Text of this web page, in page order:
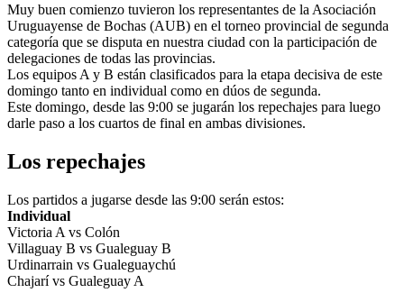
Muy buen comienzo tuvieron los representantes de la Asociación
Uruguayense de Bochas (AUB) en el torneo provincial de segunda
categoría que se disputa en nuestra ciudad con la participación de
delegaciones de todas las provincias.
Los equipos A y B están clasificados para la etapa decisiva de este
domingo tanto en individual como en dúos de segunda.
Este domingo, desde las 9:00 se jugarán los repechajes para luego
darle paso a los cuartos de final en ambas divisiones.
Los repechajes
Los partidos a jugarse desde las 9:00 serán estos:
Individual
Victoria A vs Colón
Villaguay B vs Gualeguay B
Urdinarrain vs Gualeguaychú
Chajarí vs Gualeguay A